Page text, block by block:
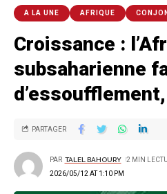
A LA UNE AFRIQUE
Croissance :
subsaharienne
2026/05/12 AT 1:10 PM
PAR TALEL BAHOURY 2 MIN
PARTAGER